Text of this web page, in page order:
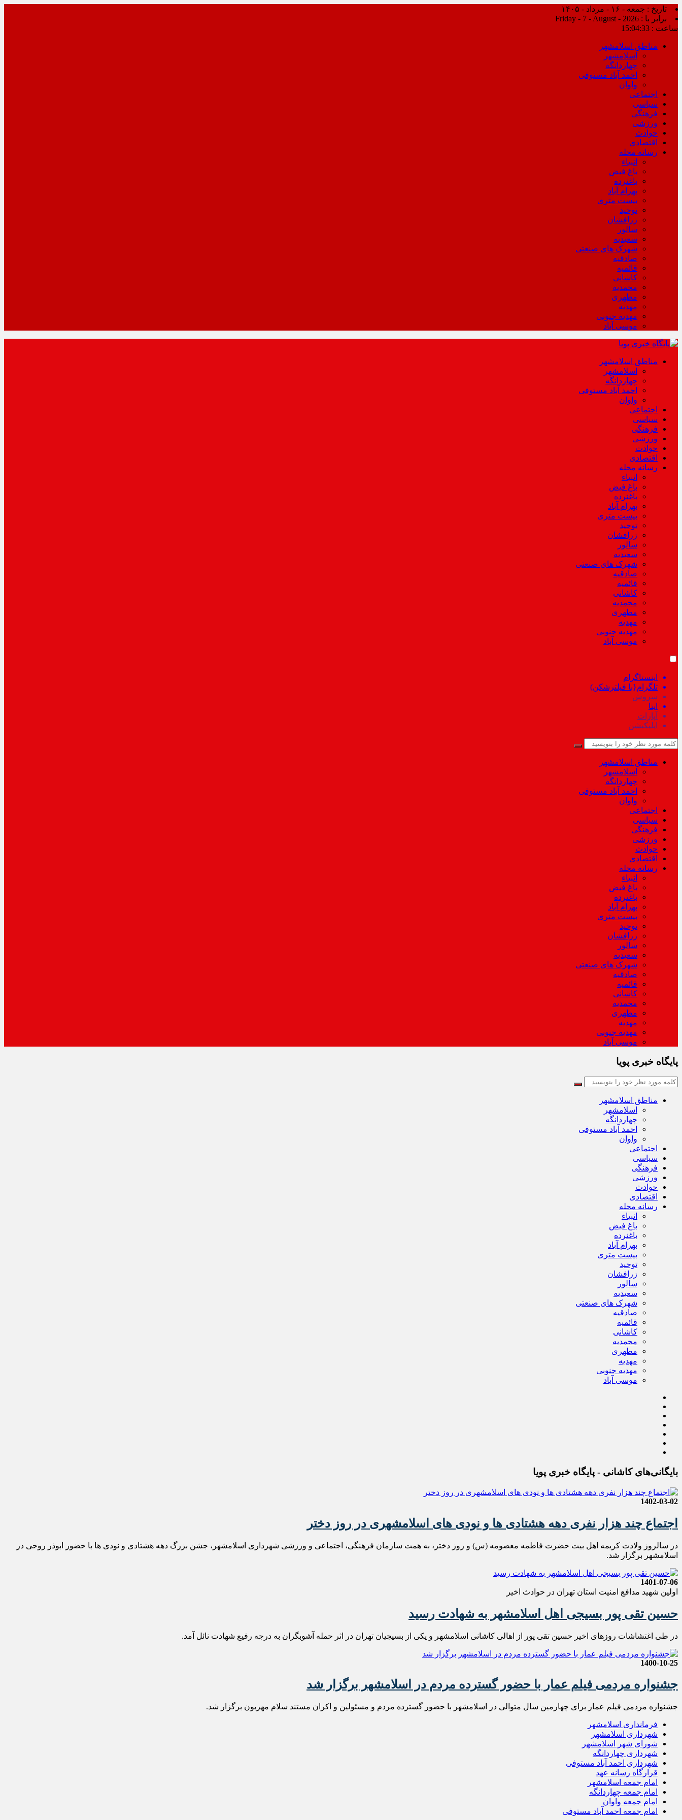
تاریخ : جمعه - ۱۶ - مرداد - ۱۴۰۵
برابر با : Friday - 7 - August - 2026
ساعت : 15:04:34
مناطق اسلامشهر
اسلامشهر
چهاردانگه
احمد آباد مستوفی
واوان
اجتماعی
سیاسی
فرهنگی
ورزشی
حوادث
اقتصادی
رسانه محله
انبیاء
باغ فیض
باغنرده
بهرام آباد
بیست متری
توحید
زرافشان
سالور
سعیدیه
شهرک های صنعتی
صادقیه
قائمیه
کاشانی
محمدیه
مطهری
مهدیه
مهدیه جنوبی
موسی آباد
مناطق اسلامشهر
اسلامشهر
چهاردانگه
احمد آباد مستوفی
واوان
اجتماعی
سیاسی
فرهنگی
ورزشی
حوادث
اقتصادی
رسانه محله
انبیاء
باغ فیض
باغنرده
بهرام آباد
بیست متری
توحید
زرافشان
سالور
سعیدیه
شهرک های صنعتی
صادقیه
قائمیه
کاشانی
محمدیه
مطهری
مهدیه
مهدیه جنوبی
موسی آباد
اینستاگرام
تلگرام{با فیلترشکن)
سروش
ایتا
آپارات
اپلیکیشن
مناطق اسلامشهر
اسلامشهر
چهاردانگه
احمد آباد مستوفی
واوان
اجتماعی
سیاسی
فرهنگی
ورزشی
حوادث
اقتصادی
رسانه محله
انبیاء
باغ فیض
باغنرده
بهرام آباد
بیست متری
توحید
زرافشان
سالور
سعیدیه
شهرک های صنعتی
صادقیه
قائمیه
کاشانی
محمدیه
مطهری
مهدیه
مهدیه جنوبی
موسی آباد
پایگاه خبری پویا
مناطق اسلامشهر
اسلامشهر
چهاردانگه
احمد آباد مستوفی
واوان
اجتماعی
سیاسی
فرهنگی
ورزشی
حوادث
اقتصادی
رسانه محله
انبیاء
باغ فیض
باغنرده
بهرام آباد
بیست متری
توحید
زرافشان
سالور
سعیدیه
شهرک های صنعتی
صادقیه
قائمیه
کاشانی
محمدیه
مطهری
مهدیه
مهدیه جنوبی
موسی آباد
بایگانی‌های کاشانی - پایگاه خبری پویا
1402-03-02
اجتماع چند هزار نفری دهه هشتادی ها و نودی های اسلامشهری در روز دختر
در سالروز ولادت کریمه اهل بیت حضرت فاطمه معصومه (س) و روز دختر، به همت سازمان فرهنگی، اجتماعی و ورزشی شهرداری اسلامشهر، جشن بزرگ دهه هشتادی و نودی ها با حضور ابوذر روحی در
اسلامشهر برگزار شد.
1401-07-06
اولین شهید مدافع امنیت استان تهران در حوادث اخیر
حسین تقی پور بسیجی اهل اسلامشهر به شهادت رسید
در طی اغتشاشات روزهای اخیر حسین تقی پور از اهالی کاشانی اسلامشهر و یکی از بسیجیان تهران در اثر حمله آشوبگران به درجه رفیع شهادت نائل آمد.
1400-10-25
جشنواره مردمی فیلم عمار با حضور گسترده مردم در اسلامشهر برگزار شد
جشنواره مردمی فیلم عمار برای چهارمین سال متوالی در اسلامشهر با حضور گسترده مردم و مسئولین و اکران مستند سلام مهربون برگزار شد.
فرمانداری اسلامشهر
شهرداری اسلامشهر
شورای شهر اسلامشهر
شهرداری چهاردانگه
شهرداری احمد آباد مستوفی
قرارگاه رسانه عهد
امام جمعه اسلامشهر
امام جمعه چهاردانگه
امام جمعه واوان
امام جمعه احمد آباد مستوفی